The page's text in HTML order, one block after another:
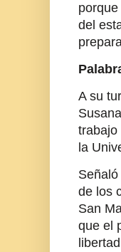
del
A su
trabajo
la
de los
San
que el